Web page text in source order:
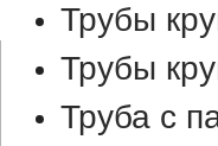
Трубы
Трубы
Труба с